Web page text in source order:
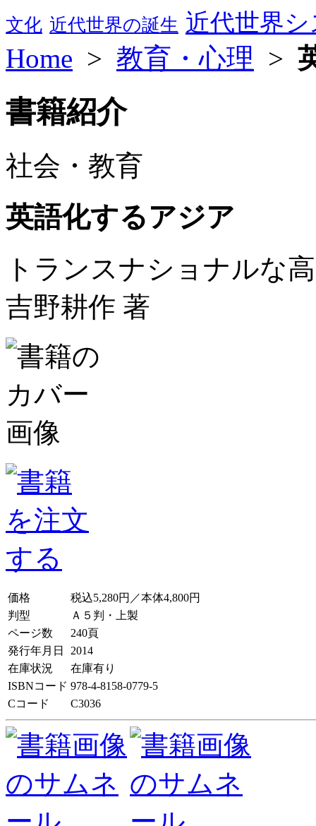
文化 近代世界の誕生 近代世界
Home > 教育・心理 >
書籍紹介
社会・教育
英語化するアジア
トランスナショナルな
吉野耕作 著
価格
税込5,280円／本体4,800円
判型
Ａ５判・上製
ページ数
240頁
発行年月日
2014
在庫状況
在庫有り
ISBNコード 978-4-8158-0779-5
Cコード
C3036